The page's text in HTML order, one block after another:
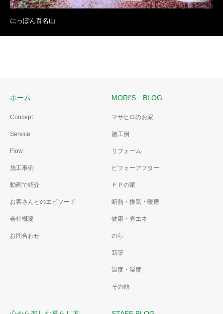
にっぽん百名山
ホーム
Concept
Service
Flow
施工事例
動画で紹介
お客さんとのエピソード
会社概要
お問合わせ
MORI’S BLOG
マサヒロのお家
施工例
リフォーム
ビフォーアフター
ＦＰの家
断熱・換気・暖房
健康・省エネ
のら
新築
温度・湿度
その他